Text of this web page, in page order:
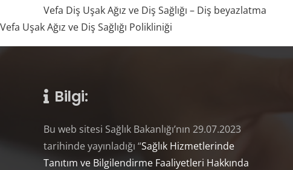
Vefa Diş Uşak Ağız ve Diş Sağlığı – Diş beyazlatma
Vefa Uşak Ağız ve Diş Sağlığı Polikliniği
Bilgi:
Bu web sitesi Sağlık Bakanlığı’nın 29.07.2023
tarihinde yayınladığı “Sağlık Hizmetlerinde
Tanıtım ve Bilgilendirme Faaliyetleri Hakkında